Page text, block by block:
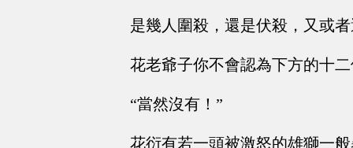
是幾人圍殺，還是伏殺，又或
花老爺子你不會認為下方的十
“當然沒有！”
花衍有若一頭被激怒的雄獅一